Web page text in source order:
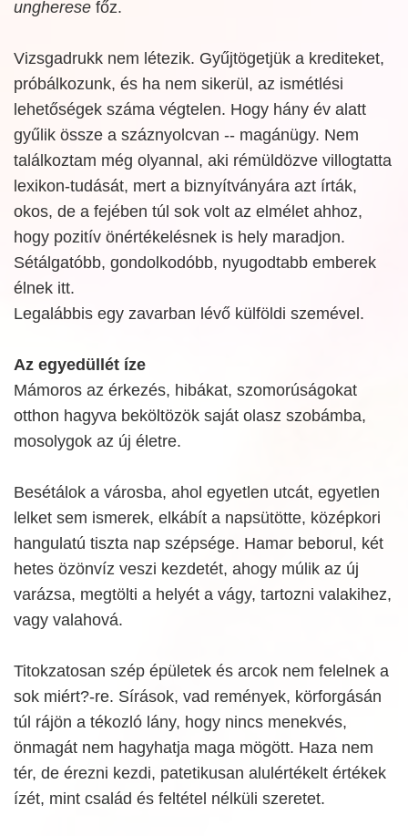
ungherese főz.
Vizsgadrukk nem létezik. Gyűjtögetjük a krediteket,
próbálkozunk, és ha nem sikerül, az ismétlési
lehetőségek száma végtelen. Hogy hány év alatt
gyűlik össze a száznyolcvan -- magánügy. Nem
találkoztam még olyannal, aki rémüldözve villogtatta
lexikon-tudását, mert a biznyítványára azt írták,
okos, de a fejében túl sok volt az elmélet ahhoz,
hogy pozitív önértékelésnek is hely maradjon.
Sétálgatóbb, gondolkodóbb, nyugodtabb emberek
élnek itt.
Legalábbis egy zavarban lévő külföldi szemével.
Az egyedüllét íze
Mámoros az érkezés, hibákat, szomorúságokat
otthon hagyva beköltözök saját olasz szobámba,
mosolygok az új életre.
Besétálok a városba, ahol egyetlen utcát, egyetlen
lelket sem ismerek, elkábít a napsütötte, középkori
hangulatú tiszta nap szépsége. Hamar beborul, két
hetes özönvíz veszi kezdetét, ahogy múlik az új
varázsa, megtölti a helyét a vágy, tartozni valakihez,
vagy valahová.
Titokzatosan szép épületek és arcok nem felelnek a
sok miért?-re. Sírások, vad remények, körforgásán
túl rájön a tékozló lány, hogy nincs menekvés,
önmagát nem hagyhatja maga mögött. Haza nem
tér, de érezni kezdi, patetikusan alulértékelt értékek
ízét, mint család és feltétel nélküli szeretet.